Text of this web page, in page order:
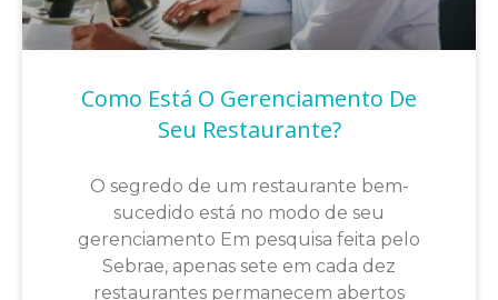
Como Está O Gerenciamento De
Seu Restaurante?
O segredo de um restaurante bem-
sucedido está no modo de seu
gerenciamento Em pesquisa feita pelo
Sebrae, apenas sete em cada dez
restaurantes permanecem abertos